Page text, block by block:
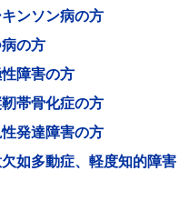
ンソン病の方
の方
障害の方
帯骨化症の方
発達障害の方
如多動症、軽度知的障害